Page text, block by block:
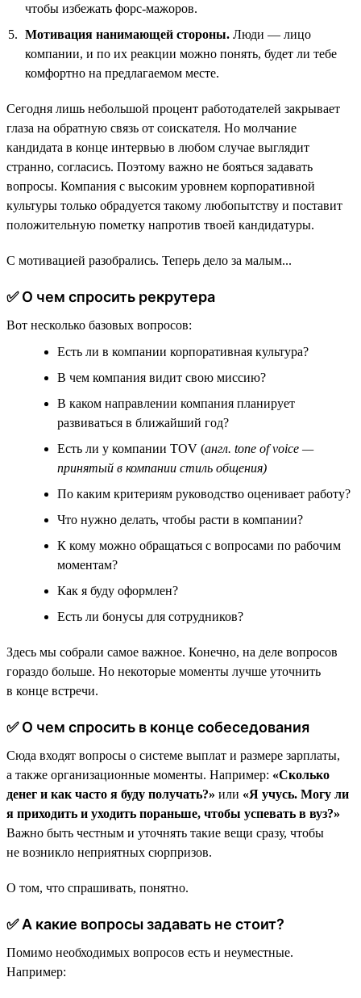
чтобы избежать форс-мажоров.
Мотивация нанимающей стороны. Люди — лицо
компании, и по их реакции можно понять, будет ли тебе
комфортно на предлагаемом месте.
Сегодня лишь небольшой процент работодателей закрывает
глаза на обратную связь от соискателя. Но молчание
кандидата в конце интервью в любом случае выглядит
странно, согласись. Поэтому важно не бояться задавать
вопросы. Компания с высоким уровнем корпоративной
культуры только обрадуется такому любопытству и поставит
положительную пометку напротив твоей кандидатуры.
С мотивацией разобрались. Теперь дело за малым...
✅ О чем спросить рекрутера
Вот несколько базовых вопросов:
Есть ли в компании корпоративная культура?
В чем компания видит свою миссию?
В каком направлении компания планирует
развиваться в ближайший год?
Есть ли у компании TOV (англ. tone of voice —
принятый в компании стиль общения)
По каким критериям руководство оценивает работу?
Что нужно делать, чтобы расти в компании?
К кому можно обращаться с вопросами по рабочим
моментам?
Как я буду оформлен?
Есть ли бонусы для сотрудников?
Здесь мы собрали самое важное. Конечно, на деле вопросов
гораздо больше. Но некоторые моменты лучше уточнить
в конце встречи.
✅ О чем спросить в конце собеседования
Сюда входят вопросы о системе выплат и размере зарплаты,
а также организационные моменты. Например: «Сколько
денег и как часто я буду получать?» или «Я учусь. Могу ли
я приходить и уходить пораньше, чтобы успевать в вуз?»
Важно быть честным и уточнять такие вещи сразу, чтобы
не возникло неприятных сюрпризов.
О том, что спрашивать, понятно.
✅ А какие вопросы задавать не стоит?
Помимо необходимых вопросов есть и неуместные.
Например: